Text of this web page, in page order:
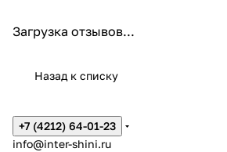
Загрузка отзывов...
Назад к списку
+7 (4212) 64-01-23
info@inter-shini.ru